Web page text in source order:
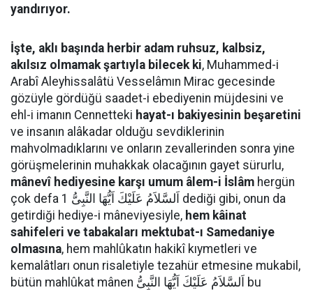
yandırıyor.
İşte, aklı başında herbir adam ruhsuz, kalbsiz,
akılsız olmamak şartıyla bilecek ki, Muhammed-i
Arabî Aleyhissalâtü Vesselâmın Mirac gecesinde
gözüyle gördüğü saadet-i ebediyenin müjdesini ve
ehl-i imanın Cennetteki hayat-ı bakiyesinin beşaretini
ve insanın alâkadar olduğu sevdiklerinin
mahvolmadıklarını ve onların zevallerinden sonra yine
görüşmelerinin muhakkak olacağının gayet sürurlu,
mânevî hediyesine karşı umum âlem-i İslâm hergün
çok defa اَلسَّلاَمُ عَلَيْكَ اَيُّهَا النَّبِىُّ 1 dediği gibi, onun da
getirdiği hediye-i mâneviyesiyle, hem kâinat
sahifeleri ve tabakaları mektubat-ı Samedaniye
olmasına, hem mahlûkatın hakikî kıymetleri ve
kemalâtları onun risaletiyle tezahür etmesine mukabil,
bütün mahlûkat mânen اَلسَّلاَمُ عَلَيْكَ اَيُّهَا النَّبِىُّ bu